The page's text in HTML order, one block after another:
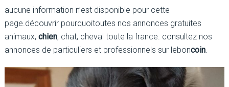
aucune information n’est disponible pour cette
page.découvrir pourquoitoutes nos annonces gratuites
animaux, chien, chat, cheval toute la france. consultez nos
annonces de particuliers et professionnels sur leboncoin.